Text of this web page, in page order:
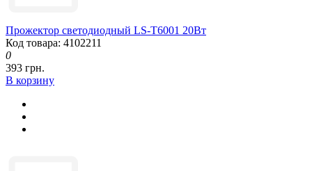
Прожектор светодиодный LS-T6001 20Вт
Код товара: 4102211
0
393 грн.
В корзину